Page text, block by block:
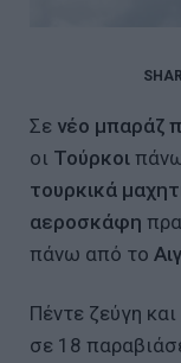
Σε νέο μπαράζ
οι Τούρκοι
τουρκικά
αεροσκάφη
πάνω από το
Πέντε ζεύγη
σε 18